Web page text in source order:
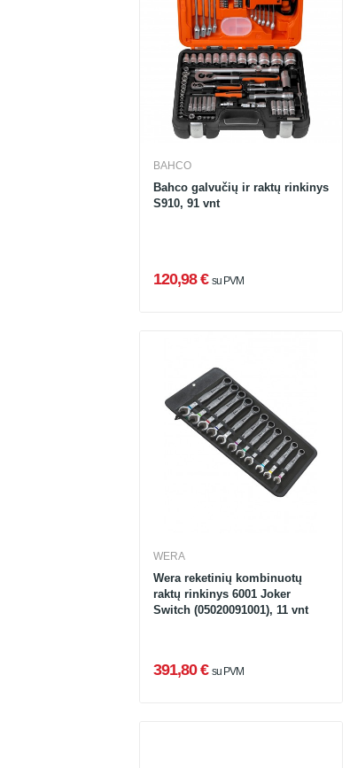
BAHCO
Bahco galvučių ir raktų rinkinys
S910, 91 vnt
120,98 € su PVM
WERA
Wera reketinių kombinuotų
raktų rinkinys 6001 Joker
Switch (05020091001), 11 vnt
391,80 € su PVM